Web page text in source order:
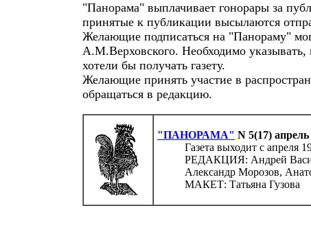
"Панорама" выплачивает гонорары за
принятые к публикации высылаются
Желающие подписаться на "Панораму"
А.М.Верховского. Необходимо указывать,
хотели бы получать газету.
Желающие принять участие в
обращаться в редакцию.
"ПАНОРАМА" N 5(17) апрель
Газета выходит с апреля
РЕДАКЦИЯ: Андрей
Александр Морозов,
МАКЕТ: Татьяна Гузова